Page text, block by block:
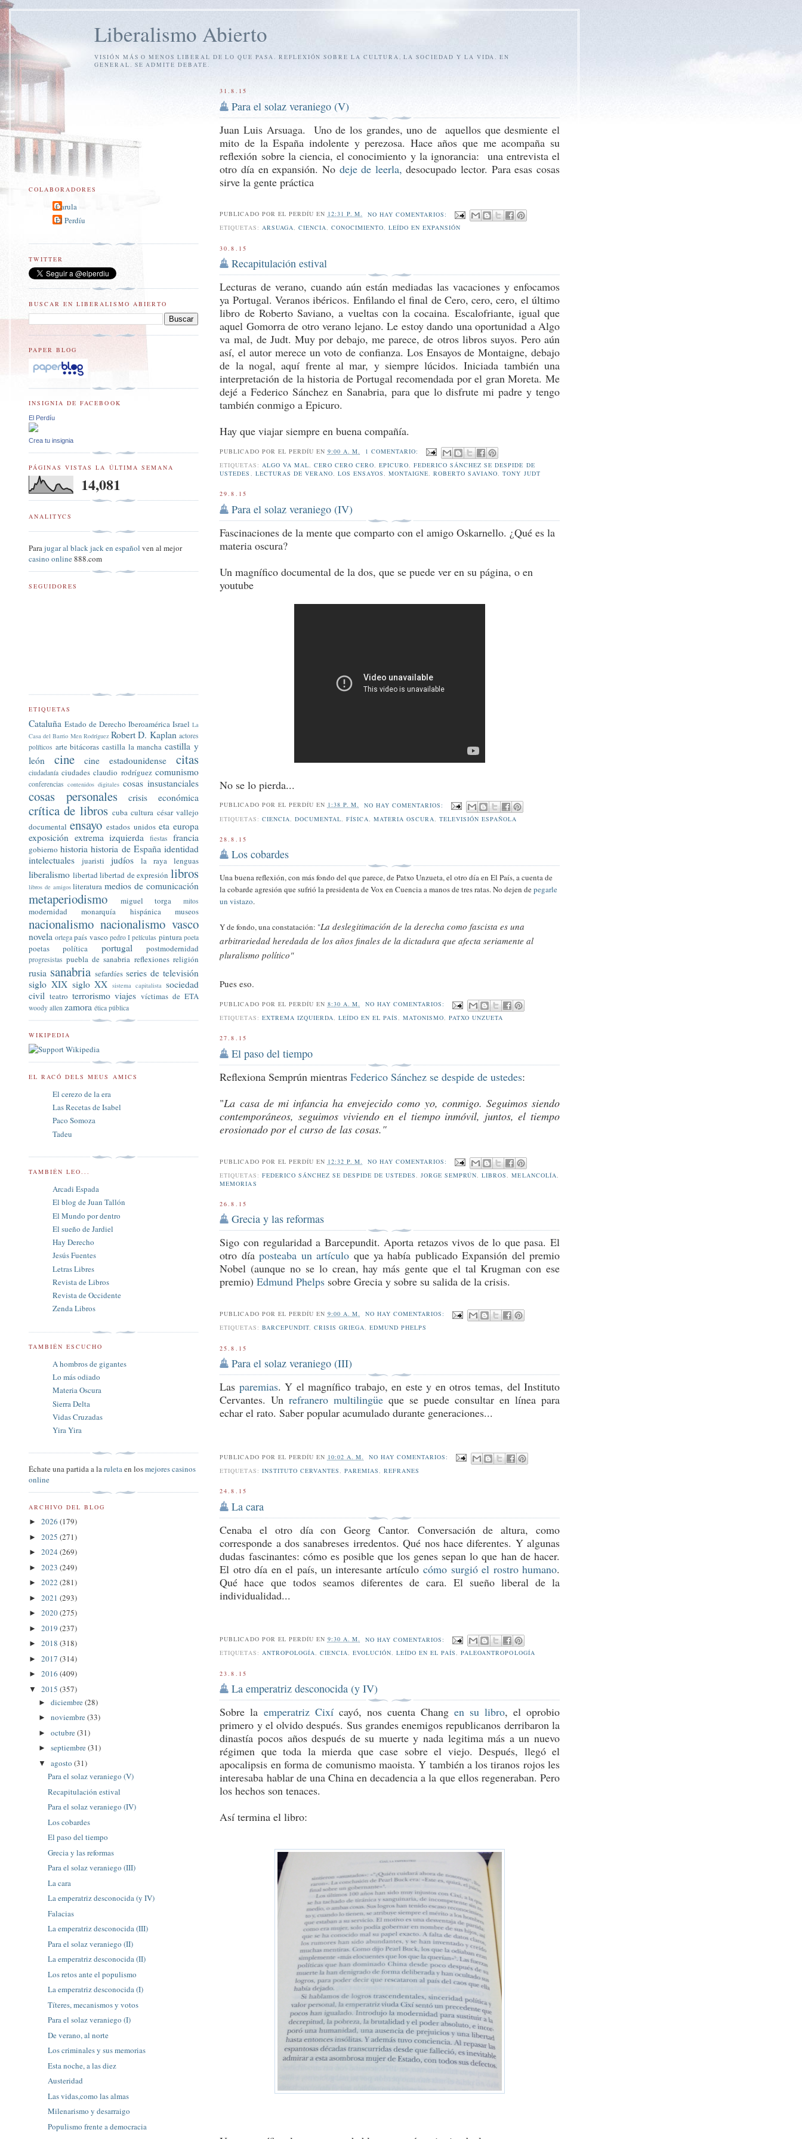
Liberalismo Abierto
VISIÓN MÁS O MENOS LIBERAL DE LO QUE PASA. REFLEXIÓN SOBRE LA CULTURA, LA SOCIEDAD Y LA VIDA. EN
GENERAL. SE ADMITE DEBATE.
31.8.15
Para el solaz veraniego (V)
Juan Luis Arsuaga. Uno de los grandes, uno de aquellos que desmiente el
mito de la España indolente y perezosa. Hace años que me acompaña su
reflexión sobre la ciencia, el conocimiento y la ignorancia: una entrevista el
otro día en expansión. No deje de leerla, desocupado lector. Para esas cosas
sirve la gente práctica
PUBLICADO POR EL PERDÍU EN 12:31 P. M.
NO HAY COMENTARIOS:
ETIQUETAS: ARSUAGA, CIENCIA, CONOCIMIENTO,LEÍDO EN EXPANSIÓN
30.8.15
Recapitulación estival
Lecturas de verano, cuando aún están mediadas las vacaciones y enfocamos
ya Portugal. Veranos ibéricos. Enfilando el final de Cero, cero, cero, el último
libro de Roberto Saviano, a vueltas con la cocaina. Escalofriante, igual que
aquel Gomorra de otro verano lejano. Le estoy dando una oportunidad a Algo
va mal, de Judt. Muy por debajo, me parece, de otros libros suyos. Pero aún
así, el autor merece un voto de confianza. Los Ensayos de Montaigne, debajo
de la nogal, aquí frente al mar, y siempre lúcidos. Iniciada también una
interpretación de la historia de Portugal recomendada por el gran Moreta. Me
dejé a Federico Sánchez en Sanabria, para que lo disfrute mi padre y tengo
también conmigo a Epicuro.
Hay que viajar siempre en buena compañía.
PUBLICADO POR EL PERDÍU EN 9:00 A. M.
1 COMENTARIO:
ETIQUETAS: ALGO VA MAL, CERO CERO CERO, EPICURO,FEDERICO SÁNCHEZ SE DESPIDE DE
USTEDES , LECTURAS DE VERANO, LOS ENSAYOS,MONTAIGNE,ROBERTO SAVIANO,TONY JUDT
29.8.15
Para el solaz veraniego (IV)
Fascinaciones de la mente que comparto con el amigo Oskarnello. ¿Qué es la
materia oscura?
Un magnífico documental de la dos, que se puede ver en su página, o en
youtube
No se lo pierda...
PUBLICADO POR EL PERDÍU EN 1:38 P. M.
NO HAY COMENTARIOS:
ETIQUETAS: CIENCIA DOCUMENTAL FÍSICA MATERIA OSCURA ,TELEVISIÓN ESPAÑOLA
28.8.15
Los cobardes
Una buena reflexión, con más fondo del que parece, de Patxo Unzueta, el otro día en El País, a cuenta de
la cobarde agresión que sufrió la presidenta de Vox en Cuencia a manos de tres ratas. No dejen depegarle
un vistazo.
Y de fondo, una constatación: "La deslegitimación de la derecha como fascista es una
arbitrariedad heredada de los años finales de la dictadura que afecta seriamente al
pluralismo político"
Pues eso.
PUBLICADO POR EL PERDÍU EN 8:30 A. M.
NO HAY COMENTARIOS:
ETIQUETAS: EXTREMA IZQUIERDA, LEÍDO EN EL PAÍS,MATONISMO,PATXO UNZUETA
27.8.15
El paso del tiempo
Reflexiona Semprún mientrasFederico Sánchez se despide de ustedes:
"La casa de mi infancia ha envejecido como yo, conmigo. Seguimos siendo
contemporáneos, seguimos viviendo en el tiempo inmóvil, juntos, el tiempo
erosionado por el curso de las cosas."
PUBLICADO POR EL PERDÍU EN 12:32 P. M.
NO HAY COMENTARIOS:
ETIQUETAS: FEDERICO SÁNCHEZ SE DESPIDE DE USTEDES ,JORGE SEMPRÚN ,LIBROS ,MELANCOLÍA
MEMORIAS
26.8.15
Grecia y las reformas
Sigo con regularidad a Barcepundit. Aporta retazos vivos de lo que pasa. El
otro díaposteaba un artículo que ya había publicado Expansión del premio
Nobel (aunque no se lo crean, hay más gente que el tal Krugman con ese
premio)Edmund Phelps sobre Grecia y sobre su salida de la crisis.
PUBLICADO POR EL PERDÍU EN 9:00 A. M.
NO HAY COMENTARIOS:
ETIQUETAS: BARCEPUNDIT, CRISIS GRIEGA, EDMUND PHELPS
25.8.15
Para el solaz veraniego (III)
Las paremias. Y el magnífico trabajo, en este y en otros temas, del Instituto
Cervantes. Unrefranero multilingüe que se puede consultar en línea para
echar el rato. Saber popular acumulado durante generaciones...
PUBLICADO POR EL PERDÍU EN 10:02 A. M.
NO HAY COMENTARIOS:
ETIQUETAS: INSTITUTO CERVANTES, PAREMIAS,REFRANES
24.8.15
La cara
Cenaba el otro día con Georg Cantor. Conversación de altura, como
corresponde a dos sanabreses irredentos. Qué nos hace diferentes. Y algunas
dudas fascinantes: cómo es posible que los genes sepan lo que han de hacer.
El otro día en el país, un interesante artículocómo surgió el rostro humano.
Qué hace que todos seamos diferentes de cara. El sueño liberal de la
individualidad...
PUBLICADO POR EL PERDÍU EN 9:30 A. M.
NO HAY COMENTARIOS:
ETIQUETAS: ANTROPOLOGÍA, CIENCIA, EVOLUCIÓN,LEÍDO EN EL PAÍS,PALEOANTROPOLOGÍA
23.8.15
La emperatriz desconocida (y IV)
Sobre la emperatriz Cixícayó, nos cuenta Chang en su libro, el oprobio
primero y el olvido después. Sus grandes enemigos republicanos derribaron la
dinastía pocos años después de su muerte y nada legitima más a un nuevo
régimen que toda la mierda que case sobre el viejo. Después, llegó el
apocalipsis en forma de comunismo maoista. Y también a los tiranos rojos les
interesaba hablar de una China en decadencia a la que ellos regeneraban. Pero
los hechos son tenaces.
Así termina el libro:
COLABORADORES
Carula
El Perdíu
TWITTER
BUSCAR EN LIBERALISMO ABIERTO
PAPER BLOG
INSIGNIA DE FACEBOOK
El Perdíu
Crea tu insignia
PÁGINAS VISTAS LA ÚLTIMA SEMANA
14,081
ANALITYCS
Parajugar al black jack en español ven al mejor
casino online888.com
SEGUIDORES
ETIQUETAS
Cataluña Estado de Derecho Iberoamérica Israel La
Casa del Barrio Men Rodríguez Robert D. Kaplan actores
políticos arte bitácoras castilla la mancha castilla y
león
cine cine estadounidense citas
ciudadanía ciudades claudio rodríguez comunismo
conferencias contenidos digitales cosas insustanciales
cosas personales crisis económica
crítica de libros cuba cultura césar vallejo
documental ensayo estados unidos eta europa
exposición extrema izquierda fiestas francia
gobierno historia historia de España identidad
intelectuales
juaristi judíos la raya lenguas
liberalismo libertad libertad de expresión libros
libros de amigos literatura medios de comunicación
metaperiodismo miguel torga mitos
modernidad monarquía hispánica museos
nacionalismo nacionalismo vasco
novela ortega país vasco pedro I películas pintura poeta
poetas política portugal postmodernidad
progresistas puebla de sanabria reflexiones religión
rusia sanabria sefardíes series de televisión
siglo XIX siglo XX sistema capitalista sociedad
civil teatro terrorismo viajes víctimas de ETA
woody allen zamora ética pública
WIKIPEDIA
EL RACÓ DELS MEUS AMICS
El cerezo de la era
Las Recetas de Isabel
Paco Somoza
Tadeu
TAMBIÉN LEO...
Arcadi Espada
El blog de Juan Tallón
El Mundo por dentro
El sueño de Jardiel
Hay Derecho
Jesús Fuentes
Letras Libres
Revista de Libros
Revista de Occidente
Zenda Libros
TAMBIÉN ESCUCHO
A hombros de gigantes
Lo más odiado
Materia Oscura
Sierra Delta
Vidas Cruzadas
Yira Yira
Échate una partida a laruletaen losmejores casinos
online
ARCHIVO DEL BLOG
► 2026 (179)
► 2025 (271)
► 2024 (269)
► 2023 (249)
► 2022 (281)
► 2021 (293)
► 2020(275)
► 2019 (237)
► 2018 (318)
► 2017 (314)
► 2016 (409)
▼ 2015 (357)
► diciembre(28)
► noviembre(33)
► octubre(31)
► septiembre(31)
▼ agosto (31)
Para el solaz veraniego (V)
Recapitulación estival
Para el solaz veraniego (IV)
Los cobardes
El paso del tiempo
Grecia y las reformas
Para el solaz veraniego (III)
La cara
La emperatriz desconocida (y IV)
Falacias
La emperatriz desconocida (III)
Para el solaz veraniego (II)
La emperatriz desconocida (II)
Los retos ante el populismo
La emperatriz desconocida (I)
Títeres, mecanismos y votos
Para el solaz veraniego (I)
De verano, al norte
Los criminales y sus memorias
Esta noche, a las diez
Austeridad
Las vidas,como las almas
Milenarismo y desarraigo
Populismo frente a democracia